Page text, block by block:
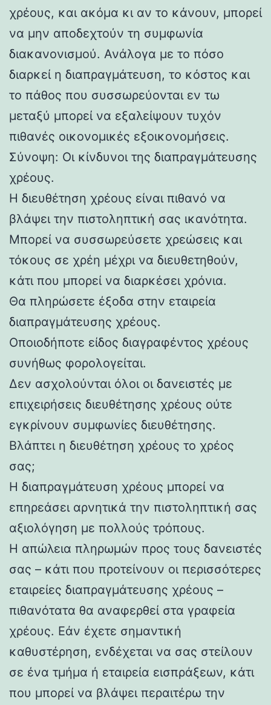
χρέους, και ακόμα κι αν το κάνουν, μπορεί
να μην αποδεχτούν τη συμφωνία
διακανονισμού. Ανάλογα με το πόσο
διαρκεί η διαπραγμάτευση, το κόστος και
το πάθος που συσσωρεύονται εν τω
μεταξύ μπορεί να εξαλείψουν τυχόν
πιθανές οικονομικές εξοικονομήσεις.
Σύνοψη: Οι κίνδυνοι της διαπραγμάτευσης
χρέους.
Η διευθέτηση χρέους είναι πιθανό να
βλάψει την πιστοληπτική σας ικανότητα.
Μπορεί να συσσωρεύσετε χρεώσεις και
τόκους σε χρέη μέχρι να διευθετηθούν,
κάτι που μπορεί να διαρκέσει χρόνια.
Θα πληρώσετε έξοδα στην εταιρεία
διαπραγμάτευσης χρέους.
Οποιοδήποτε είδος διαγραφέντος χρέους
συνήθως φορολογείται.
Δεν ασχολούνται όλοι οι δανειστές με
επιχειρήσεις διευθέτησης χρέους ούτε
εγκρίνουν συμφωνίες διευθέτησης.
Βλάπτει η διευθέτηση χρέους το χρέος
σας;
Η διαπραγμάτευση χρέους μπορεί να
επηρεάσει αρνητικά την πιστοληπτική σας
αξιολόγηση με πολλούς τρόπους.
Η απώλεια πληρωμών προς τους δανειστές
σας – κάτι που προτείνουν οι περισσότερες
εταιρείες διαπραγμάτευσης χρέους –
πιθανότατα θα αναφερθεί στα γραφεία
χρέους. Εάν έχετε σημαντική
καθυστέρηση, ενδέχεται να σας στείλουν
σε ένα τμήμα ή εταιρεία εισπράξεων, κάτι
που μπορεί να βλάψει περαιτέρω την